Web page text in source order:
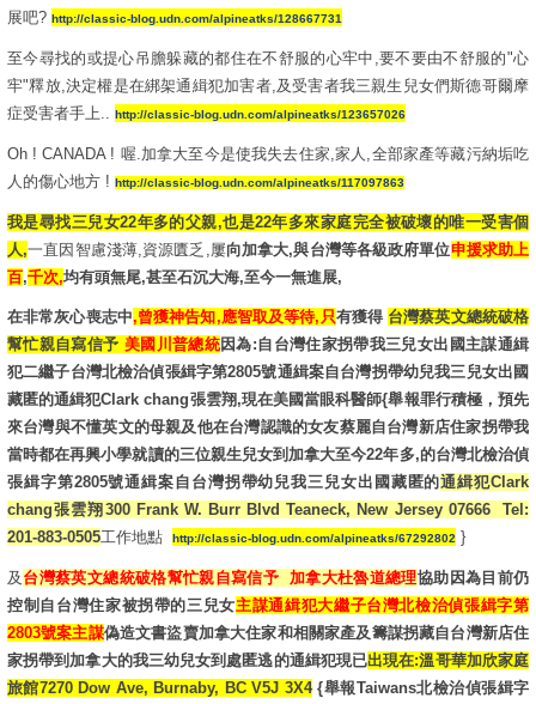
展吧? http://classic-blog.udn.com/alpineatks/128667731
至今尋找的或提心吊膽躲藏的都住在不舒服的心牢中,要不要由不舒服的"心
牢"釋放,決定權是在綁架通緝犯加害者,及受害者我三親生兒女們斯德哥爾摩
症受害者手上..
http://classic-blog.udn.com/alpineatks/123657026
Oh ! CANADA ! 喔.加拿大至今是使我失去住家,家人,全部家產等藏污納垢吃
人的傷心地方 ! http://classic-blog.udn.com/alpineatks/117097863
我是尋找三兒女22年多的父親,也是22年多來家庭完全被破壞的唯一受害個
人,一直因智慮淺薄,資源匱乏,屢向加拿大,與台灣等各級政府單位申援求助上
百,千次,均有頭無尾,甚至石沉大海,至今一無進展,
在非常灰心喪志中,曾獲神告知,應智取及等待,只有獲得 台灣蔡英文總統破格
幫忙親自寫信予 美國川普總統因為:自台灣住家拐帶我三兒女出國主謀通緝
犯二繼子台灣北檢治偵張緝字第2805號通緝案自台灣拐帶幼兒我三兒女出國
藏匿的通緝犯Clark chang張雲翔,現在美國當眼科醫師{舉報罪行積極，預先
來台灣與不懂英文的母親及他在台灣認識的女友蔡麗自台灣新店住家拐帶我
當時都在再興小學就讀的三位親生兒女到加拿大至今22年多,的台灣北檢治偵
張緝字第2805號通緝案自台灣拐帶幼兒我三兒女出國藏匿的通緝犯Clark
chang張雲翔300 Frank W. Burr Blvd Teaneck, New Jersey 07666 Tel:
201-883-0505工作地點 http://classic-blog.udn.com/alpineatks/67292802 }
及 台灣蔡英文總統破格幫忙親自寫信予 加拿大杜魯道總理協助因為目前仍
控制自台灣住家被拐帶的三兒女主謀通緝犯大繼子台灣北檢治偵張緝字第
2803號案主謀偽造文書盜賣加拿大住家和相關家產及籌謀拐藏自台灣新店住
家拐帶到加拿大的我三幼兒女到處匿逃的通緝犯現已出現在:溫哥華加欣家庭
旅館7270 Dow Ave, Burnaby, BC V5J 3X4{舉報Taiwans北檢治偵張緝字